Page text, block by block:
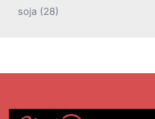
soja (28)